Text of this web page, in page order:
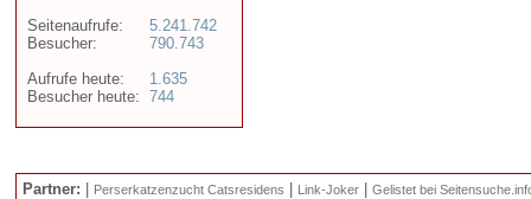
Seitenaufrufe:
Besucher:
Aufrufe heute:
Besucher heute:
5.241.742
790.743
1.635
744
Partner: Perserkatzenzucht Catsresidens Link-Joker
Gelistet bei